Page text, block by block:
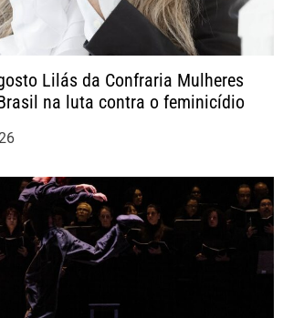
Lilás da Confraria Mulheres
na luta contra o feminicídio